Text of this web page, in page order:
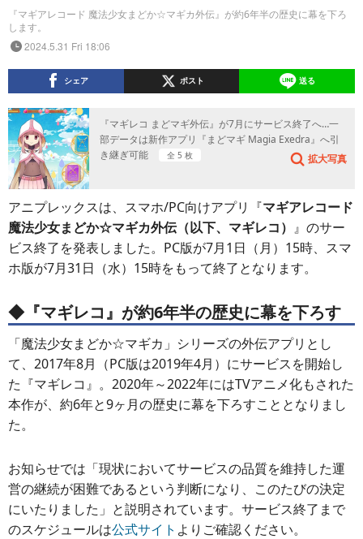
『マギアレコード 魔法少女まどか☆マギカ外伝』が約6年半の歴史に幕を下ろ
します。
2024.5.31 Fri 18:06
シェア ポスト 送る
『マギレコ まどマギ外伝』が7月にサービス終了へ…一
部データは新作アプリ『まどマギ Magia Exedra』へ引
き継ぎ可能
全 5 枚 拡大写真
アニプレックスは、スマホ/PC向けアプリ『マギアレコード
魔法少女まどか☆マギカ外伝（以下、マギレコ） 』のサー
ビス終了を発表しました。PC版が7月1日（月）15時、スマ
ホ版が7月31日（水）15時をもって終了となります。
◆『マギレコ』が約6年半の歴史に幕を下ろす
「魔法少女まどか☆マギカ」シリーズの外伝アプリとし
て、2017年8月（PC版は2019年4月）にサービスを開始し
た『マギレコ』。2020年～2022年にはTVアニメ化もされた
本作が、約6年と9ヶ月の歴史に幕を下ろすこととなりまし
た。
お知らせでは「現状においてサービスの品質を維持した運
営の継続が困難であるという判断になり、このたびの決定
にいたりました」と説明されています。サービス終了まで
のスケジュールは公式サイト よりご確認ください。